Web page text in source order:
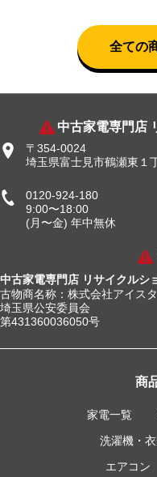
全ての
中古家電専門店
〒354-0024
埼玉県富士見市鶴瀬東１
0120-924-180
9:00〜18:00
(月〜金) 年中無休
中古家電専門店 リサイクルシ
古物商名称：株式会社アイスタ
埼玉県公安委員会
第431360036050号
商
家電一覧
洗濯機・
エアコン